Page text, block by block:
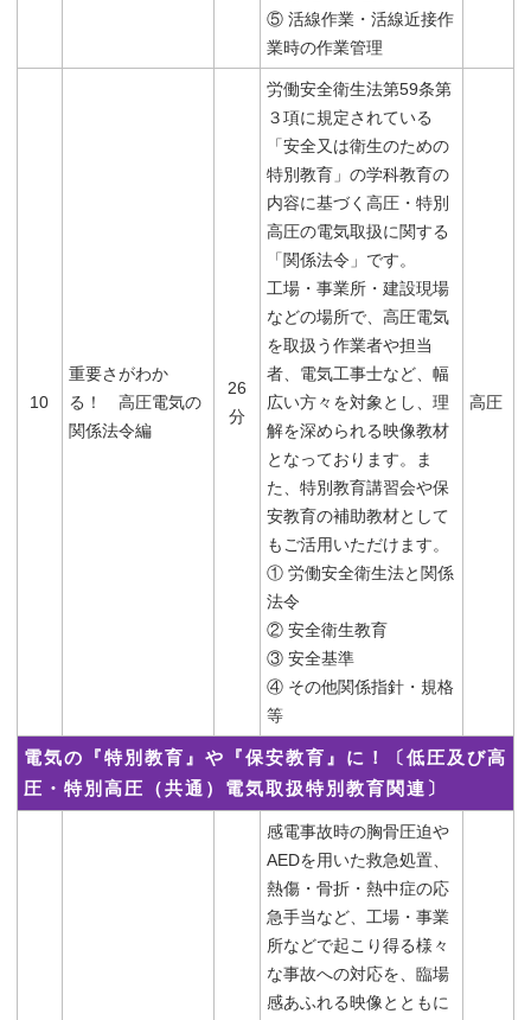
⑤ 活線作業・活線近接作
業時の作業管理
10
重要さがわか
る！ 高圧電気の
関係法令編
26
分
労働安全衛生法第59条第
３項に規定されている
「安全又は衛生のための
特別教育」の学科教育の
内容に基づく高圧・特別
高圧の電気取扱に関する
「関係法令」です。
工場・事業所・建設現場
などの場所で、高圧電気
を取扱う作業者や担当
者、電気工事士など、幅
広い方々を対象とし、理
解を深められる映像教材
となっております。ま
た、特別教育講習会や保
安教育の補助教材として
もご活用いただけます。
① 労働安全衛生法と関係
法令
② 安全衛生教育
③ 安全基準
④ その他関係指針・規格
等
高圧
電気の『特別教育』や『保安教育』に！〔低圧及び高
圧・特別高圧（共通）電気取扱特別教育関連〕
感電事故時の胸骨圧迫や
AEDを用いた救急処置、
熱傷・骨折・熱中症の応
急手当など、工場・事業
所などで起こり得る様々
な事故への対応を、臨場
感あふれる映像とともに